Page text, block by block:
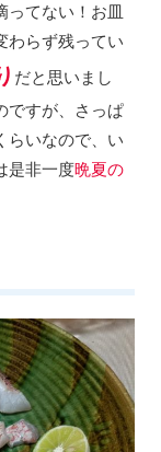
ってない！お皿
わらず残ってい
だと思いまし
ですが、さっぱ
らいなので、い
是非一度晩夏の